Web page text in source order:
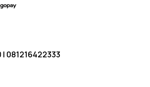
| 081216422333